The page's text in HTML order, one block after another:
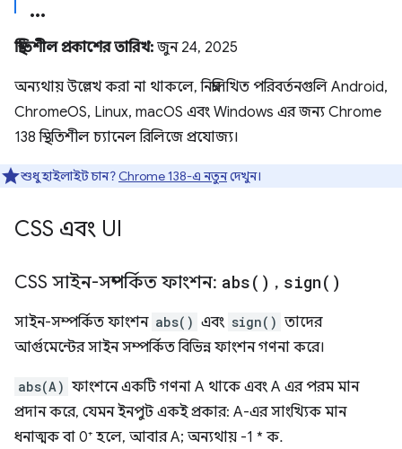
স্থিতিশীল প্রকাশের তারিখ: জুন 24, 2025
অন্যথায় উল্লেখ করা না থাকলে, নিম্নলিখিত পরিবর্তনগুলি Android,
ChromeOS, Linux, macOS এবং Windows এর জন্য Chrome
138 স্থিতিশীল চ্যানেল রিলিজে প্রযোজ্য।
শুধু হাইলাইট চান? Chrome 138-এ নতুনদেখুন।
CSS এবং UI
CSS সাইন-সম্পর্কিত ফাংশন: abs( ) , sign( )
সাইন-সম্পর্কিত ফাংশন abs() এবং sign() তাদের
আর্গুমেন্টের সাইন সম্পর্কিত বিভিন্ন ফাংশন গণনা করে।
abs(A) ফাংশনে একটি গণনা A থাকে এবং A এর পরম মান
প্রদান করে, যেমন ইনপুট একই প্রকার: A-এর সাংখ্যিক মান
ধনাত্মক বা 0⁺ হলে, আবার A; অন্যথায় -1 * ক.